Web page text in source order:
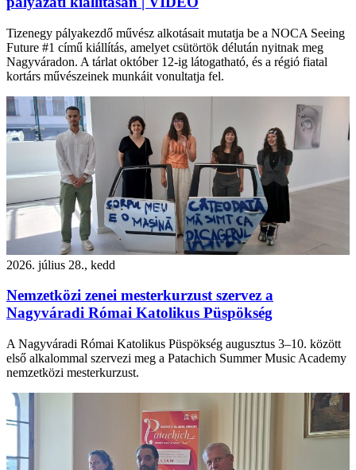
Tizenegy pályakezdő művész alkotásait mutatja be a NOCA Seeing
Future #1 című kiállítás, amelyet csütörtök délután nyitnak meg
Nagyváradon. A tárlat október 12-ig látogatható, és a régió fiatal
kortárs művészeinek munkáit vonultatja fel.
2026. július 28., kedd
Nemzetközi zenei mesterkurzust szervez a
Nagyváradi Római Katolikus Püspökség
A Nagyváradi Római Katolikus Püspökség augusztus 3–10. között
első alkalommal szervezi meg a Patachich Summer Music Academy
nemzetközi mesterkurzust.